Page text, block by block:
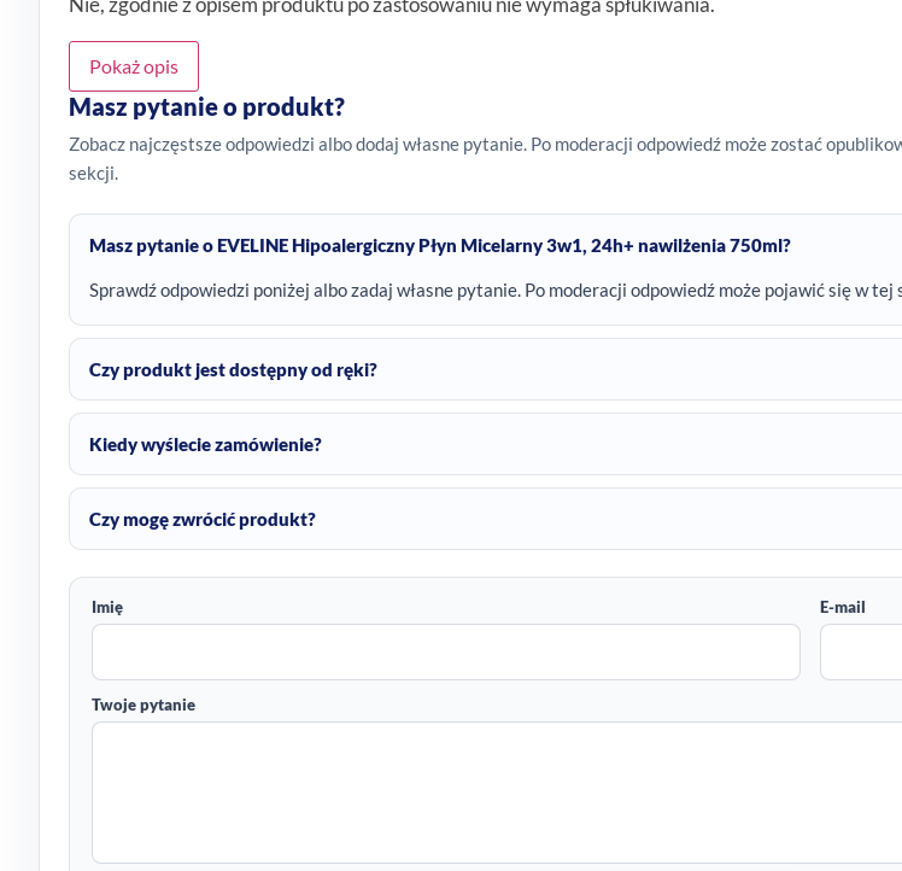
Pokaż opis
Masz pytanie o produkt?
Zobacz najczęstsze odpowiedzi albo dodaj własne pytanie. Po moderacji odpowiedź może zostać
sekcji.
Masz pytanie o EVELINE Hipoalergiczny Płyn Micelarny 3w1, 24h+ nawilżenia 750ml?
Sprawdź odpowiedzi poniżej albo zadaj własne pytanie. Po moderacji odpowiedź może pojawić się w
Czy produkt jest dostępny od ręki?
Kiedy wyślecie zamówienie?
Czy mogę zwrócić produkt?
Imię E-mail
Twoje pytanie